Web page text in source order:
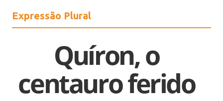
Expressão Plural
Quíron, o
centauro ferido